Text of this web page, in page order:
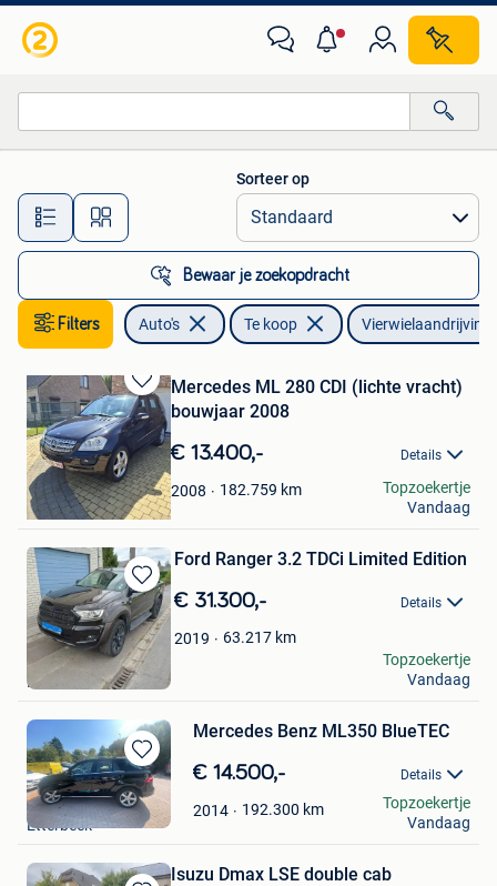
Alle afstanden…
Sorteer op
Bewaar je zoekopdracht
Filters Auto's Te koop Vierwielaandrijving
Bewaren
in
Mijn
Favorieten
Mercedes ML 280 CDI (lichte vracht)
bouwjaar 2008
€ 13.400,- Details
2008 182.759 km
Stefan
Oostham
Topzoekertje
Vandaag
Bewaren
in
Mijn
Favorieten
Ford Ranger 3.2 TDCi Limited Edition
€ 31.300,- Details
2019 63.217 km
Lieven Van Hoeck
Londerzeel
Topzoekertje
Vandaag
Bewaren
in
Mijn
Favorieten
Mercedes Benz ML350 BlueTEC
€ 14.500,- Details
2014 192.300 km
mate
Etterbeek
Topzoekertje
Vandaag
Isuzu Dmax LSE double cab